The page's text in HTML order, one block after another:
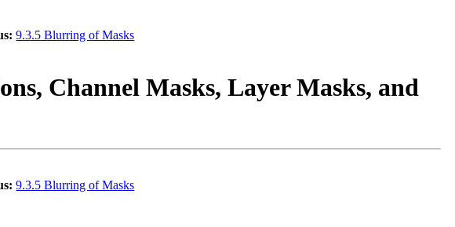
9.3.5 Blurring of Masks
Channel Masks, Layer Masks, and
9.3.5 Blurring of Masks